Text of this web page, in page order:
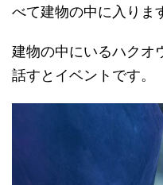
べて建物の中に入りま
建物の中にいるハクオ
話すとイベントです。